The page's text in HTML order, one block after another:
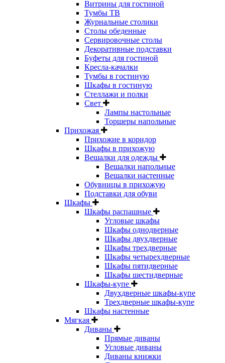
Витрины для гостиной
Тумбы ТВ
Журнальные столики
Столы обеденные
Сервировочные столы
Декоративные подставки
Буфеты для гостиной
Кресла-качалки
Тумбы в гостиную
Шкафы в гостиную
Стеллажи и полки
Свет
Лампы настольные
Торшеры напольные
Прихожая
Прихожие в коридор
Шкафы в прихожую
Вешалки для одежды
Вешалки напольные
Вешалки настенные
Обувницы в прихожую
Подставки для обуви
Шкафы
Шкафы распашные
Угловые шкафы
Шкафы однодверные
Шкафы двухдверные
Шкафы трехдверные
Шкафы четырехдверные
Шкафы пятидверные
Шкафы шестидверные
Шкафы-купе
Двухдверные шкафы-купе
Трехдверные шкафы-купе
Шкафы настенные
Мягкая
Диваны
Прямые диваны
Угловые диваны
Диваны книжки